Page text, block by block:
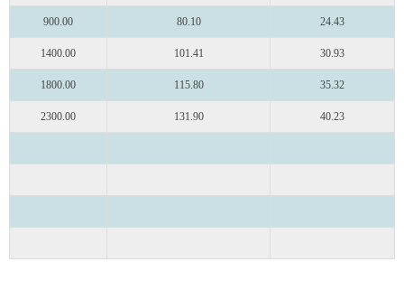
900.00 80.10 24.43
1400.00 101.41 30.93
1800.00 115.80 35.32
2300.00 131.90 40.23